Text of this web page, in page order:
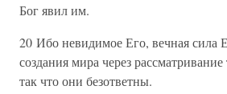
Бог явил им.
20 Ибо невидимое Его, вечная сила
создания мира через
так что они безответны.